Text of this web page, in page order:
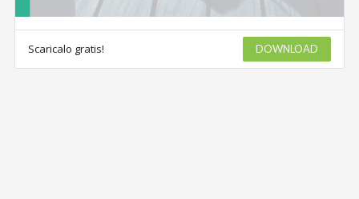
Scaricalo gratis! DOWNLOAD